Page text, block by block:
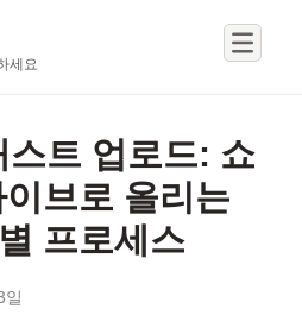
세요
트 업로드: 쇼
브로 올리는
프로세스
일